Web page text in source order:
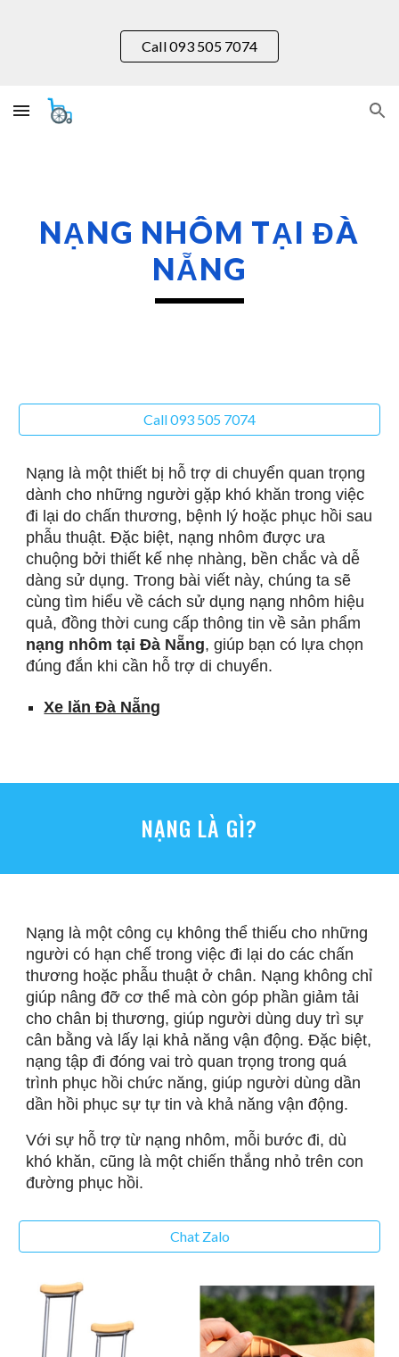
Skip to main content Skip to navigation
Call 093 505 7074
NẠNG NHÔM TẠI ĐÀ
NẴNG
Call 093 505 7074
Nạng là một thiết bị hỗ trợ di chuyển quan trọng
dành cho những người gặp khó khăn trong việc
đi lại do chấn thương, bệnh lý hoặc phục hồi sau
phẫu thuật. Đặc biệt, nạng nhôm được ưa
chuộng bởi thiết kế nhẹ nhàng, bền chắc và dễ
dàng sử dụng. Trong bài viết này, chúng ta sẽ
cùng tìm hiểu về cách sử dụng nạng nhôm hiệu
quả, đồng thời cung cấp thông tin về sản phẩm
nạng nhôm tại Đà Nẵng, giúp bạn có lựa chọn
đúng đắn khi cần hỗ trợ di chuyển.
Xe lăn Đà Nẵng
NẠNG LÀ GÌ?
Nạng là một công cụ không thể thiếu cho những
người có hạn chế trong việc đi lại do các chấn
thương hoặc phẫu thuật ở chân. Nạng không chỉ
giúp nâng đỡ cơ thể mà còn góp phần giảm tải
cho chân bị thương, giúp người dùng duy trì sự
cân bằng và lấy lại khả năng vận động. Đặc biệt,
nạng tập đi đóng vai trò quan trọng trong quá
trình phục hồi chức năng, giúp người dùng dần
dần hồi phục sự tự tin và khả năng vận động.
Với sự hỗ trợ từ nạng nhôm, mỗi bước đi, dù
khó khăn, cũng là một chiến thắng nhỏ trên con
đường phục hồi.
Chat Zalo